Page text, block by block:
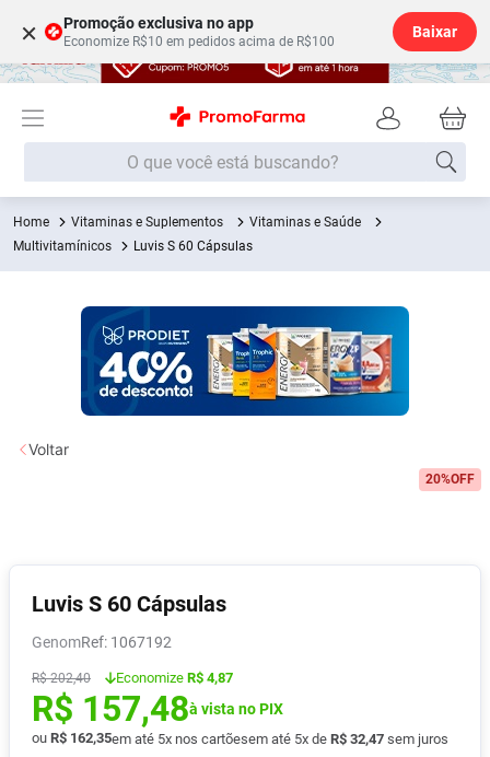
× Promoção exclusiva no app
Economize R$10 em pedidos acima de R$100
Baixar
O que você está buscando?
Vitaminas e Suplementos
Vitaminas e Saúde
Multivitamínicos
Luvis S 60 Cápsulas
20%OFF
Luvis S 60 Cápsulas
Genom : 1067192
R$ 202,40 Economize R$ 4,87
R$ 157,48à vista no PIX
ou R$ 162,35em até 5x nos cartõesem até 5x de R$ 32,47 sem juros
Voltar
Termos mais buscados
1º Fralda
Lenço Umedecido
Medley
Fralda Xg
Fralda G
6